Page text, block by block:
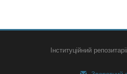
Інституційний